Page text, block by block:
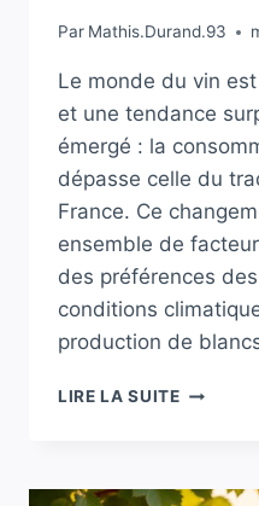
Par Mathis.Durand.93
Le monde du vin
et une tendance
émergé : la
dépasse celle du
France. Ce
ensemble de
des préférences
conditions
production de
LIRE LA SUITE
BLANC